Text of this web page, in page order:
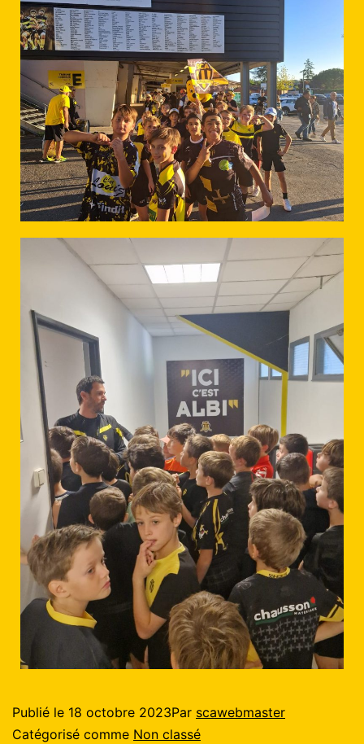
Publié le 18 octobre 2023Par scawebmaster
Catégorisé comme Non classé